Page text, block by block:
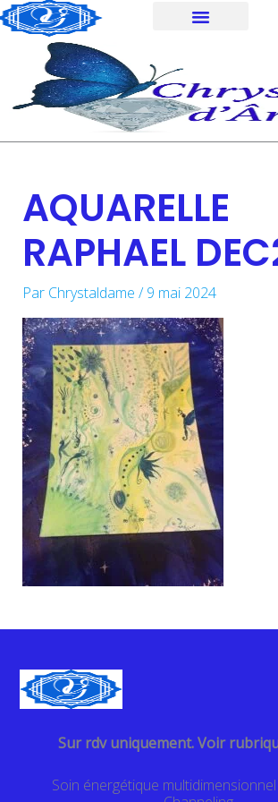
Aller
au
contenu
AQUARELLE
RAPHAEL
Par Chrystaldame /9 mai 2024
Sur rdv uniquement. Voir
Soin énergétique